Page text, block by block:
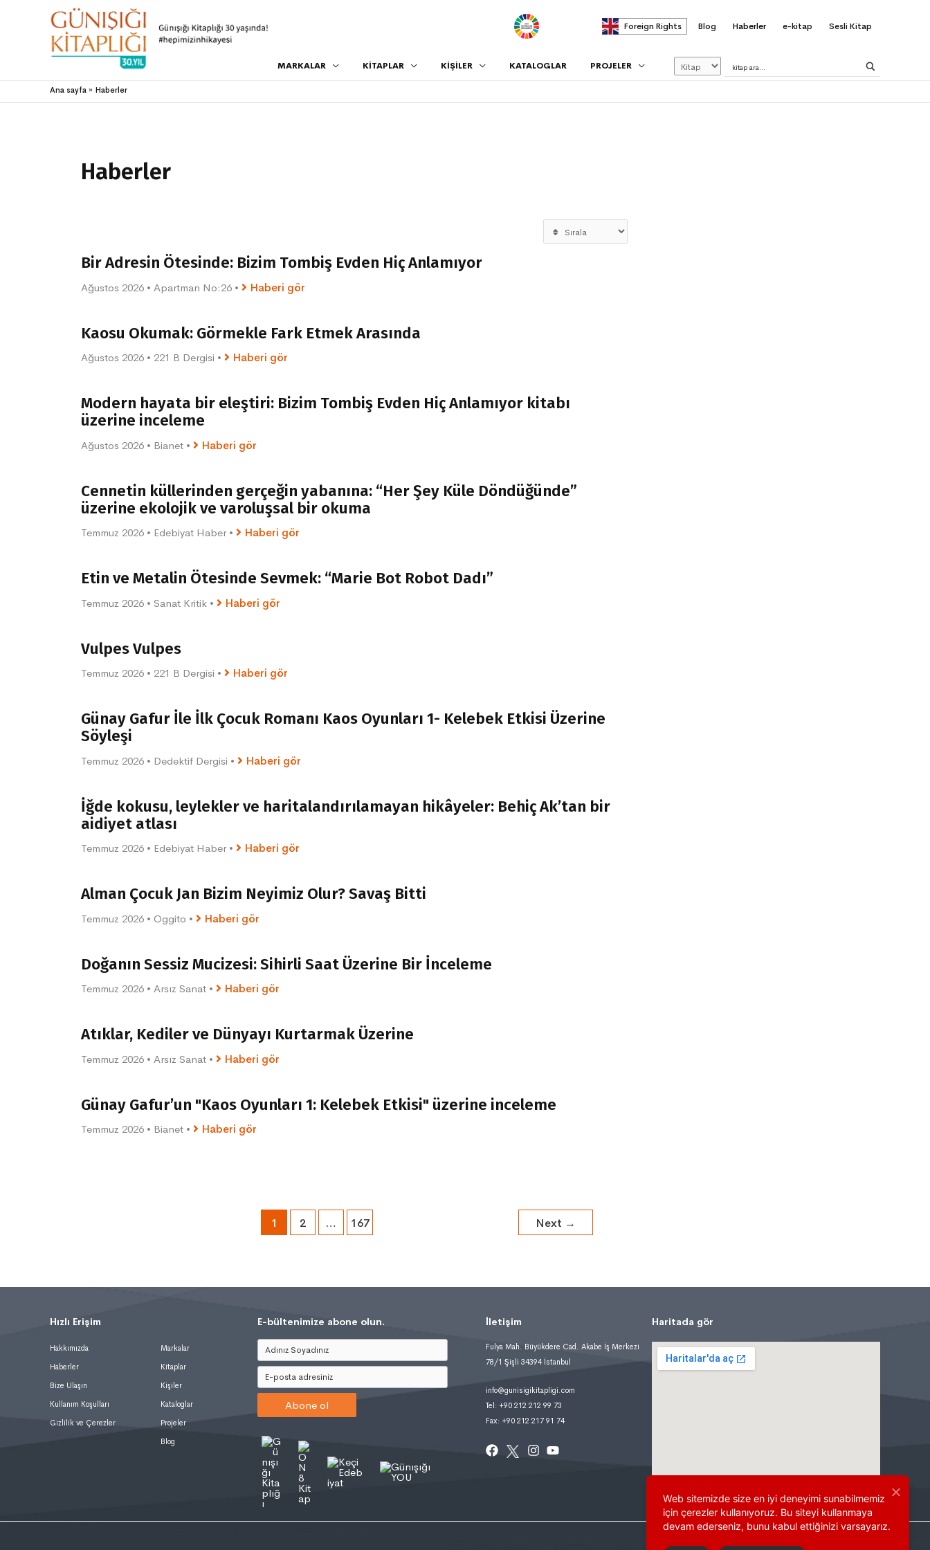
. Foreign Rights Blog Haberler e-kitap Sesli Kitap
MARKALAR KİTAPLAR KİŞİLER KATALOGLAR PROJELER
Ana sayfa Haberler
Haberler
Bir Adresin Ötesinde: Bizim Tombiş Evden Hiç Anlamıyor
Ağustos 2026 • Apartman No:26 • Haberi gör
Kaosu Okumak: Görmekle Fark Etmek Arasında
Ağustos 2026 • 221 B Dergisi • Haberi gör
Modern hayata bir eleştiri: Bizim Tombiş Evden Hiç Anlamıyor kitabı
üzerine inceleme
Ağustos 2026 • Bianet • Haberi gör
Cennetin küllerinden gerçeğin yabanına: “Her Şey Küle Döndüğünde”
üzerine ekolojik ve varoluşsal bir okuma
Temmuz 2026 • Edebiyat Haber• Haberi gör
Etin ve Metalin Ötesinde Sevmek: “Marie Bot Robot Dadı”
Temmuz 2026 • Sanat Kritik • Haberi gör
Vulpes Vulpes
Temmuz 2026 • 221 B Dergisi • Haberi gör
Günay Gafur İle İlk Çocuk Romanı Kaos Oyunları 1- Kelebek Etkisi Üzerine
Söyleşi
Temmuz 2026 • Dedektif Dergisi • Haberi gör
İğde kokusu, leylekler ve haritalandırılamayan hikâyeler: Behiç Ak’tan bir
aidiyet atlası
Temmuz 2026 • Edebiyat Haber• Haberi gör
Alman Çocuk Jan Bizim Neyimiz Olur? Savaş Bitti
Temmuz 2026 • Oggito • Haberi gör
Doğanın Sessiz Mucizesi: Sihirli Saat Üzerine Bir İnceleme
Temmuz 2026 • Arsız Sanat • Haberi gör
Atıklar, Kediler ve Dünyayı Kurtarmak Üzerine
Temmuz 2026 • Arsız Sanat • Haberi gör
Günay Gafur’un "Kaos Oyunları 1: Kelebek Etkisi" üzerine inceleme
Temmuz 2026 • Bianet • Haberi gör
1 2 … 167 Next →
Hızlı Erişim
Hakkımızda
Haberler
Bize Ulaşın
Kullanım Koşulları
Gizlilik ve Çerezler
Markalar
Kitaplar
Kişiler
Kataloglar
Projeler
Blog
E-bültenimize abone olun.
Abone ol
İletişim
Fulya Mah. Büyükdere Cad. Akabe İş Merkezi
78/1 Şişli 34394 İstanbul
info@gunisigikitapligi.com
Tel: +90 212 212 99 73
Fax: +90 212 217 91 74
Haritada gör
Web sitemizde size en iyi deneyimi sunabilmemiz
için çerezler kullanıyoruz. Bu siteyi kullanmaya
devam ederseniz, bunu kabul ettiğinizi varsayarız.